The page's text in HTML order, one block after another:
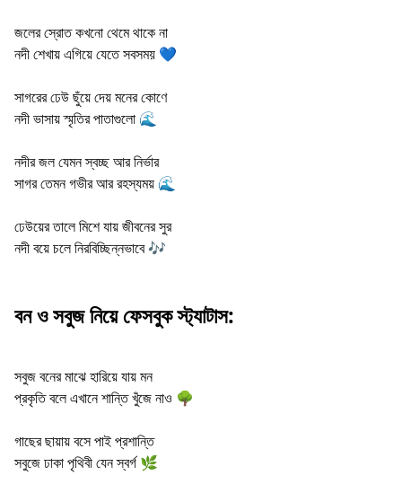
জলের স্রোত কখনো থেমে থাকে না
নদী শেখায় এগিয়ে যেতে সবসময় 💙
সাগরের ঢেউ ছুঁয়ে দেয় মনের কোণে
নদী ভাসায় স্মৃতির পাতাগুলো 🌊
নদীর জল যেমন স্বচ্ছ আর নির্ভার
সাগর তেমন গভীর আর রহস্যময় 🌊
ঢেউয়ের তালে মিশে যায় জীবনের সুর
নদী বয়ে চলে নিরবিচ্ছিন্নভাবে 🎶
বন ও সবুজ নিয়ে ফেসবুক স্ট্যাটাস:
সবুজ বনের মাঝে হারিয়ে যায় মন
প্রকৃতি বলে এখানে শান্তি খুঁজে নাও 🌳
গাছের ছায়ায় বসে পাই প্রশান্তি
সবুজে ঢাকা পৃথিবী যেন স্বর্গ 🌿